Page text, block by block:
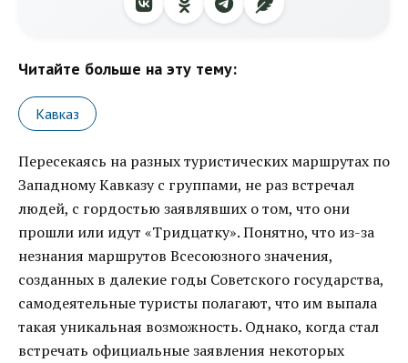
Читайте больше на эту тему:
Кавказ
Пересекаясь на разных туристических маршрутах по
Западному Кавказу с группами, не раз встречал
людей, с гордостью заявлявших о том, что они
прошли или идут «Тридцатку». Понятно, что из-за
незнания маршрутов Всесоюзного значения,
созданных в далекие годы Советского государства,
самодеятельные туристы полагают, что им выпала
такая уникальная возможность. Однако, когда стал
встречать официальные заявления некоторых